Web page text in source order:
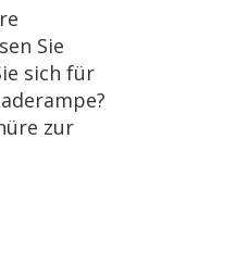
Sie
sich für
zur